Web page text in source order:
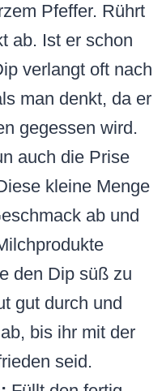
Pfeffer. Rührt
ab. Ist er schon
verlangt oft nach
man denkt, da er
gegessen wird.
auch die Prise
kleine Menge
ab und
den Dip süß zu
gut durch und
bis ihr mit der
seid.